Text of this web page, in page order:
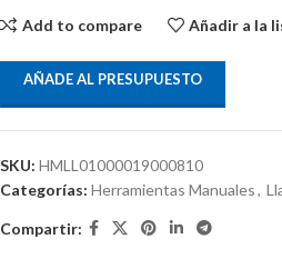
Add to compare Añadir a la
AÑADE AL PRESUPUESTO
SKU: HMLL01000019000810
Categorías: Herramientas Manuales,
Compartir: